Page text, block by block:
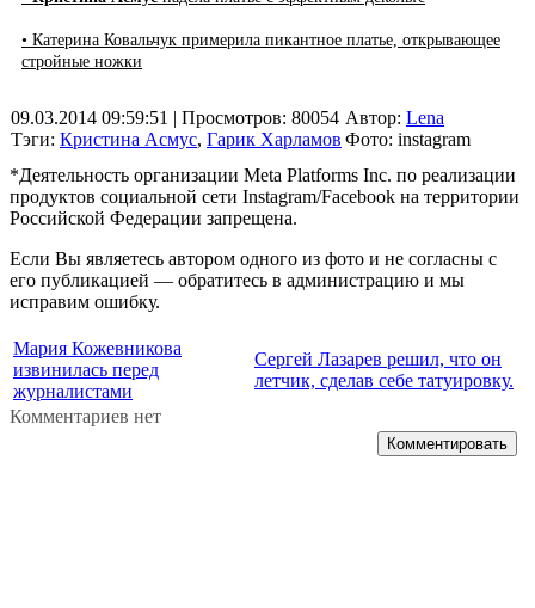
• Катерина Ковальчук примерила пикантное платье, открывающее
стройные ножки
09.03.2014 09:59:51 | Просмотров: 80054
Тэги: Кристина Асмус, Гарик Харламов
Автор: Lena
Фото: instagram
*Деятельность организации Meta Platforms Inc. по реализации
продуктов социальной сети Instagram/Facebook на территории
Российской Федерации запрещена.
Если Вы являетесь автором одного из фото и не согласны с
его публикацией — обратитесь в администрацию и мы
исправим ошибку.
Мария Кожевникова
извинилась перед
журналистами
Сергей Лазарев решил, что он
летчик, сделав себе татуировку.
Комментариев нет
Комментировать